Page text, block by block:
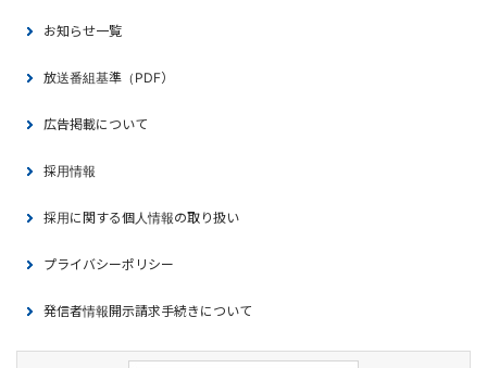
お知らせ一覧
放送番組基準（PDF）
広告掲載について
採用情報
採用に関する個人情報の取り扱い
プライバシーポリシー
発信者情報開示請求手続きについて